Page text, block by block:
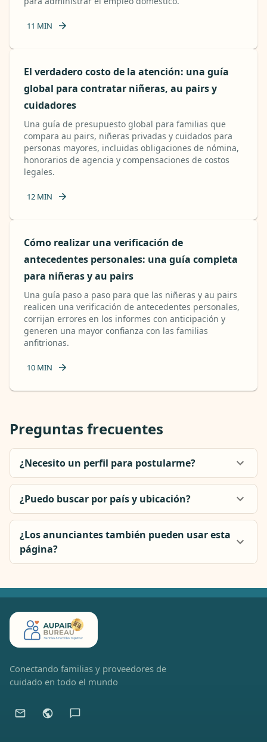
11 MIN
El verdadero costo de la atención: una guía
global para contratar niñeras, au pairs y
cuidadores
Una guía de presupuesto global para familias que
compara au pairs, niñeras privadas y cuidados para
personas mayores, incluidas obligaciones de nómina,
honorarios de agencia y compensaciones de costos
legales.
12 MIN
Cómo realizar una verificación de
antecedentes personales: una guía completa
para niñeras y au pairs
Una guía paso a paso para que las niñeras y au pairs
realicen una verificación de antecedentes personales,
corrijan errores en los informes con anticipación y
generen una mayor confianza con las familias
anfitrionas.
10 MIN
Preguntas frecuentes
¿Necesito un perfil para postularme?
¿Puedo buscar por país y ubicación?
¿Los anunciantes también pueden usar esta
página?
Conectando familias y proveedores de
cuidado en todo el mundo